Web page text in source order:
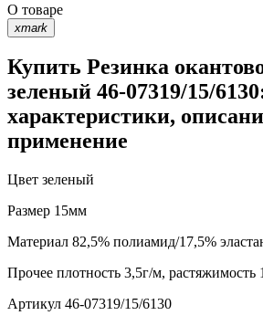
О товаре
xmark
Купить Резинка
зеленый 46-07319/15/
характеристики,
применение
Цвет зеленый
Размер 15мм
Материал 82,5% полиамид/17,5%
Прочее плотность 3,5г/м, растяжимость
Артикул 46-07319/15/6130